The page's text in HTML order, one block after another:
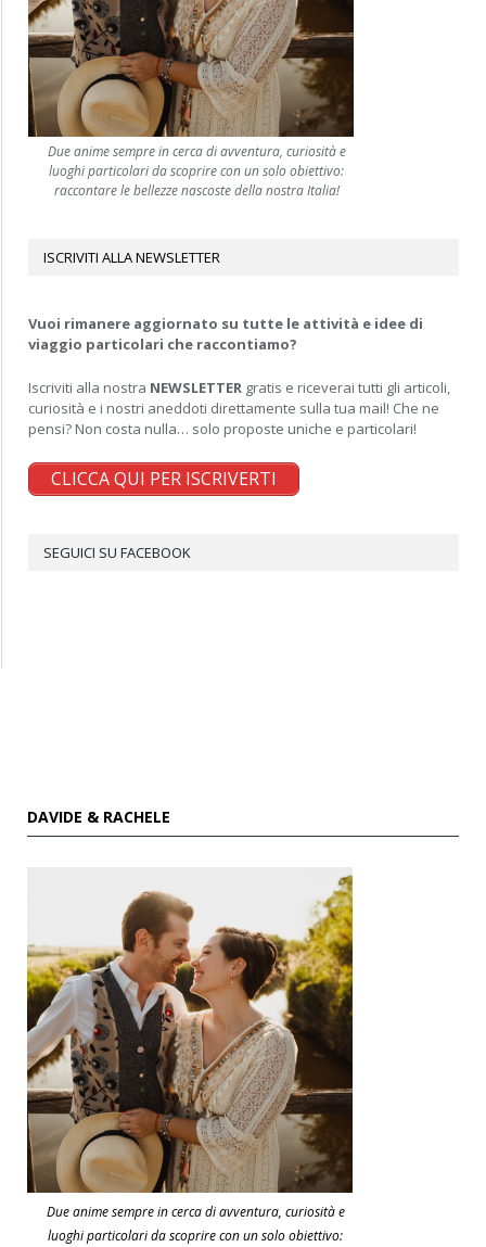
Due anime sempre in cerca di avventura, curiosità e
luoghi particolari da scoprire con un solo obiettivo:
raccontare le bellezze nascoste della nostra Italia!
ISCRIVITI ALLA NEWSLETTER
Vuoi rimanere aggiornato su tutte le attività e idee di
viaggio particolari che raccontiamo?
Iscriviti alla nostra NEWSLETTER gratis e riceverai tutti gli articoli,
curiosità e i nostri aneddoti direttamente sulla tua mail! Che ne
pensi? Non costa nulla… solo proposte uniche e particolari!
CLICCA QUI PER ISCRIVERTI
SEGUICI SU FACEBOOK
DAVIDE & RACHELE
Due anime sempre in cerca di avventura, curiosità e
luoghi particolari da scoprire con un solo obiettivo: